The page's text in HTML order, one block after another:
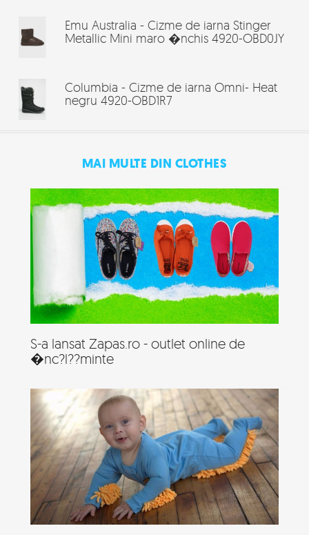
Emu Australia - Cizme de iarna Stinger
Metallic Mini maro �nchis 4920-OBD0JY
Columbia - Cizme de iarna Omni- Heat
negru 4920-OBD1R7
MAI MULTE DIN CLOTHES
S-a lansat Zapas.ro - outlet online de
�nc?l??minte